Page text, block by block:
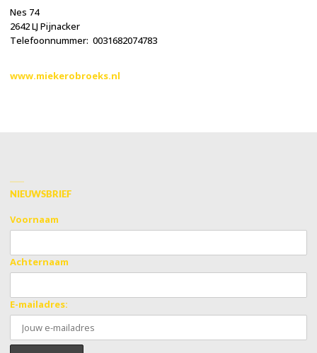
Nes 74
2642 LJ Pijnacker
Telefoonnummer: 0031682074783
www.miekerobroeks.nl
NIEUWSBRIEF
Voornaam
Achternaam
E-mailadres: